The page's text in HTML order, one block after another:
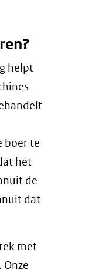
helpt
boer te
het
de
dat
met